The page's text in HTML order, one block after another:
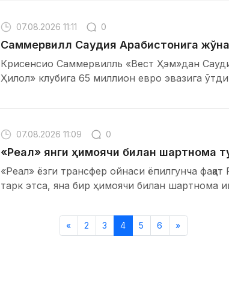
07.08.2026 11:11 0
Саммервилл Саудия Арабистонига
Крисенсио Саммервилль «Вест Ҳэм»дан
Ҳилол» клубига 65 миллион евро эвазига
07.08.2026 11:09 0
«Реал» янги ҳимоячи билан шартнома
«Реал» ёзги трансфер ойнаси ёпилгунча
тарк этса, яна бир ҳимоячи билан шартнома
« 2 3 4 5 6 »